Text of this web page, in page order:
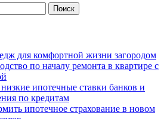
для комфортной жизни загородом
по началу ремонта в квартире с
ипотечные ставки банков и
по кредитам
ипотечное страхование в новом